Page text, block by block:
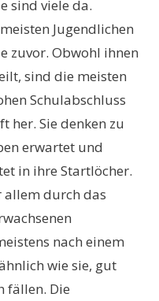
sind viele da.
Jugendlichen
zuvor. Obwohl ihnen
sind die meisten
Schulabschluss
her. Sie denken zu
erwartet und
in ihre Startlöcher.
allem durch das
nach einem
wie sie, gut
fällen. Die